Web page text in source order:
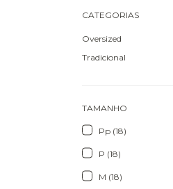
CATEGORIAS
Oversized
Tradicional
TAMANHO
Pp (18)
P (18)
M (18)